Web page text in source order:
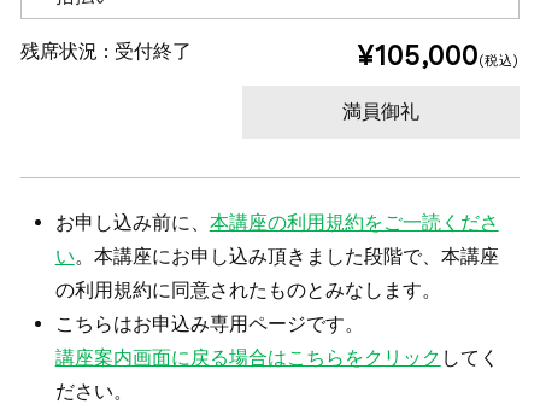
残席状況 : 受付終了 ¥105,000(税込)
満員御礼
お申し込み前に、 本講座の利用規約をご一読くださ
い。本講座にお申し込み頂きました段階で、本講座
の利用規約に同意されたものとみなします。
こちらはお申込み専用ページです。
講座案内画面に戻る場合はこちらをクリック してく
ださい。